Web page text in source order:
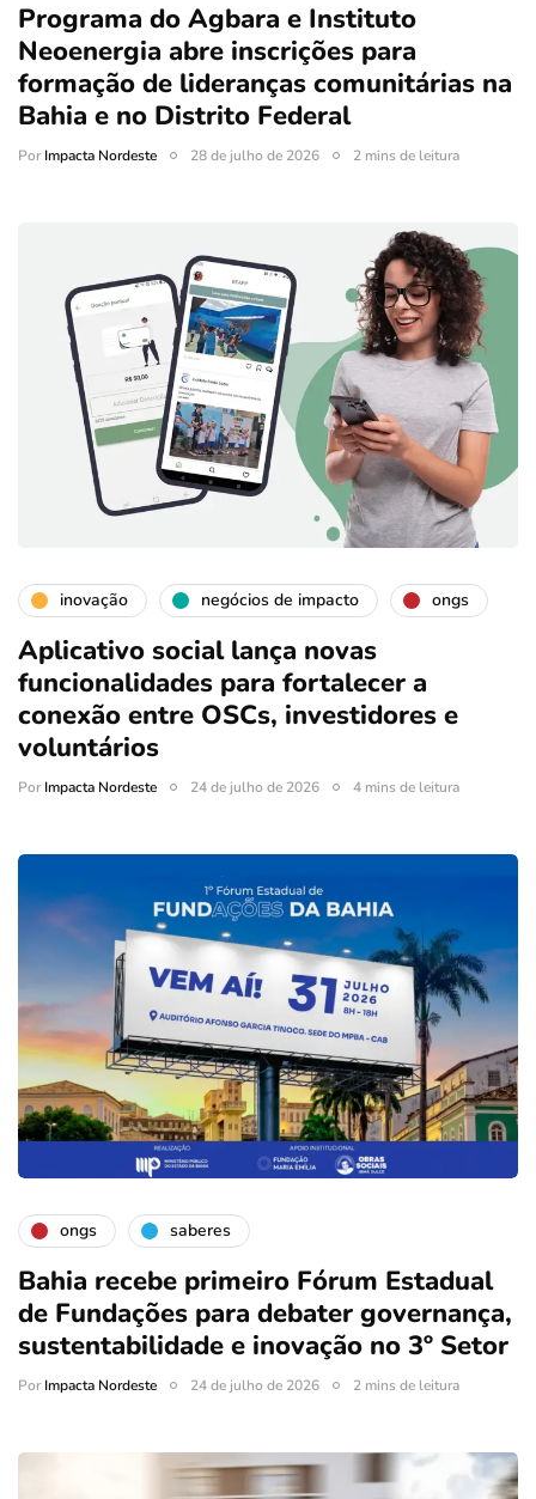
Programa do Agbara e Instituto
Neoenergia abre inscrições para
formação de lideranças comunitárias na
Bahia e no Distrito Federal
PorImpacta Nordeste 28 de julho de 2026 2 mins de leitura
inovação negócios de impacto ongs
Aplicativo social lança novas
funcionalidades para fortalecer a
conexão entre OSCs, investidores e
voluntários
PorImpacta Nordeste 24 de julho de 2026 4 mins de leitura
ongs saberes
Bahia recebe primeiro Fórum Estadual
de Fundações para debater governança,
sustentabilidade e inovação no 3º Setor
PorImpacta Nordeste 24 de julho de 2026 2 mins de leitura